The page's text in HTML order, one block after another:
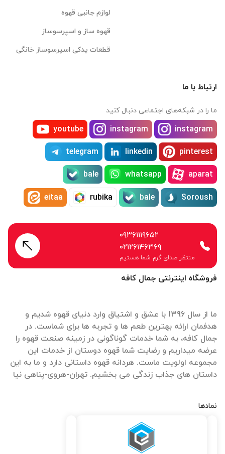
فروشگاه اینترنتی جمال کافه
ما از سال 1396 با عشق و اشتیاق وارد دنیای قهوه شدیم و
هدفمان ارائه بهترین طعم ها و تجربه ها برای شماست. در
جمال کافه، به شما خدمات گوناگونی در زمینه صنعت قهوه را
عرضه میداریم و رضایت شما قهوه دوستان از خدمات این
مجموعه اولویت ماست. هردانه قهوه داستانی دارد و ما به این
داستان های جذاب زندگی می بخشیم. تهران-هروی-پناهی نیا
نمادها
لوازم جانبی قهوه
قهوه ساز و اسپرسوساز
قطعات یدکی اسپرسوساز خانگی
ارتباط با ما
ما را در شبکه‌های اجتماعی دنبال کنید
instagram
instagram
youtube
pinterest
linkedin
telegram
aparat
whatsapp
bale
Soroush
bale
rubika
eitaa
۰۹۳۶۱۱۱۹۶۵۲
۰۲۱۲۶۱۴۶۳۶۹
منتظر صدای گرم شما هستیم